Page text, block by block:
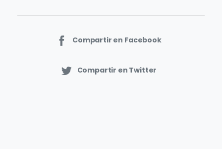
Compartir en Facebook
Compartir en Twitter